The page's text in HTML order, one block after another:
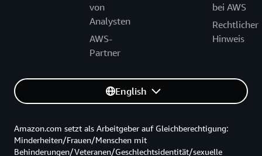
von
Analysten
AWS-
Partner
bei AWS
Rechtlicher
Hinweis
English
Amazon.com setzt als Arbeitgeber auf Gleichberechtigung:
Minderheiten/Frauen/Menschen mit
Behinderungen/Veteranen/Geschlechtsidentität/sexuelle